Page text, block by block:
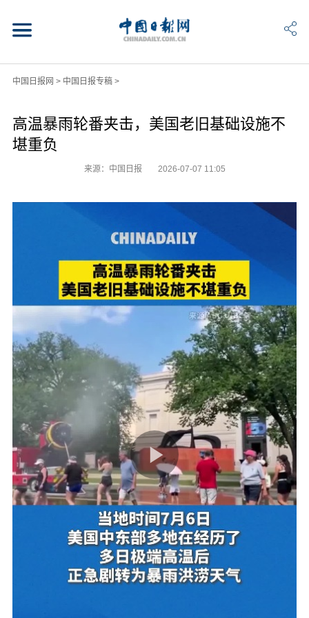
中国日报网 > 中国日报专稿>
高温暴雨轮番夹击，美国老旧基础设施不
堪重负
来源：中国日报 2026-07-07 11:05